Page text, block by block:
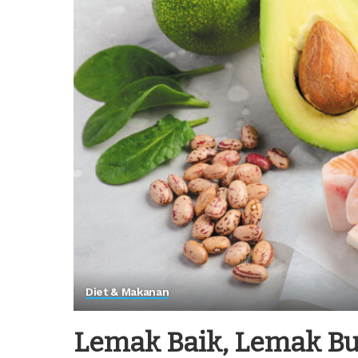
Diet & Makanan
Lemak Baik, Lemak